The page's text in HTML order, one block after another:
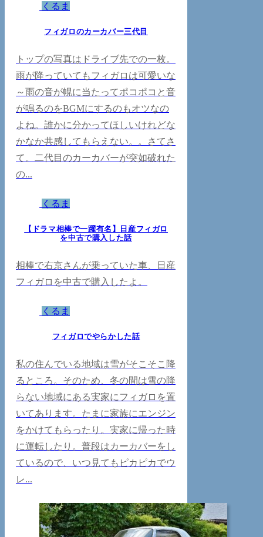
くるま
フィガロのカーカバー三代目
トップの写真はドライブ先での一枚。
雨が降っていてもフィガロは可愛いな
～雨の音が幌に当たってポコポコと音
が鳴るのをBGMにするのもオツなの
よね。誰かに分かってほしいけれどな
かなか共感してもらえない。。さてさ
て。二代目のカーカバーが突如破れた
の...
くるま
【ドラマ相棒で一躍有名】日産フィガロ
を中古で購入した話
相棒で右京さんが乗っていた車、日産
フィガロを中古で購入したよ。
くるま
フィガロでやらかした話
私の住んでいる地域は雪がそこそこ降
るところ。そのため、冬の間は雪の降
らない地域にある実家にフィガロを置
いてあります。たまに家族にエンジン
をかけてもらったり。実家に帰った時
に運転したり。普段はカーカバーをし
ているので、いつ見てもピカピカでウ
レ...